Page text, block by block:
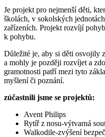
Je projekt pro nejmenší děti,
školách, v sokolských
zařízeních. Projekt rozvíjí
k pohybu.
Důležité je, aby si děti osvojily
a mohly je později rozvíjet a
gramotnosti patří mezi tyto
myšlení či poznání.
zúčastnili jsme se projektů:
Avent Philips
Rytíř z nosu-výtvarná
Walkodile-zvýšení